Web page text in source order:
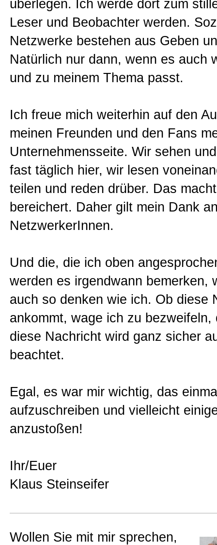
überlegen. Ich werde dort zum
Leser und Beobachter werden.
Netzwerke bestehen aus Geben
Natürlich nur dann, wenn es auch
und zu meinem Thema passt.
Ich freue mich weiterhin auf den
meinen Freunden und den Fans
Unternehmensseite. Wir sehen
fast täglich hier, wir lesen
teilen und reden drüber. Das
bereichert. Daher gilt mein Dank
NetzwerkerInnen.
Und die, die ich oben
werden es irgendwann bemerken,
auch so denken wie ich. Ob diese
ankommt, wage ich zu bezweifeln,
diese Nachricht wird ganz sicher
beachtet.
Egal, es war mir wichtig, das
aufzuschreiben und vielleicht
anzustoßen!
Ihr/Euer
Klaus Steinseifer
Wollen Sie mit mir sprechen,